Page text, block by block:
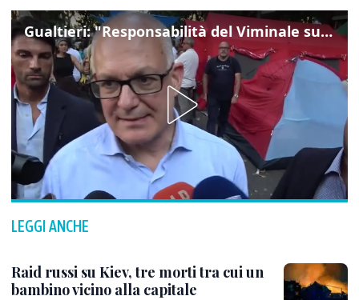
Gualtieri: "Responsabilità del Viminale su Spin Time? La posizione dei partiti è nota"
LEGGI ANCHE
Raid russi su Kiev, tre morti tra cui un
bambino vicino alla capitale